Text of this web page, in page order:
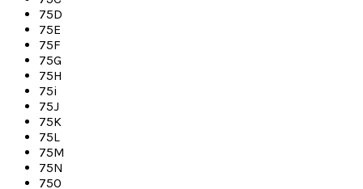
75D
75E
75F
75G
75H
75i
75J
75K
75L
75M
75N
75O